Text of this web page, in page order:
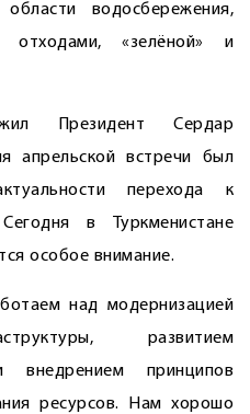
водосбережения,
отходами, «зелёной» и
Президент Сердар
апрельской встречи был
перехода к
в Туркменистане
особое внимание.
над модернизацией
развитием
внедрением принципов
ресурсов. Нам хорошо